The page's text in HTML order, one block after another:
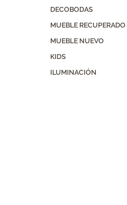
DECOBODAS
MUEBLE RECUPERADO
MUEBLE NUEVO
KIDS
ILUMINACIÓN